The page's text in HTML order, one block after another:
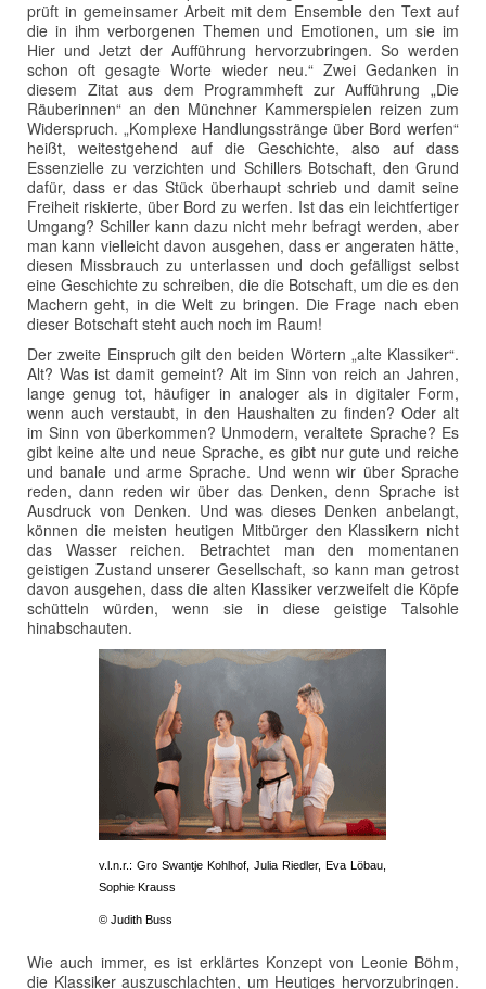
prüft in gemeinsamer Arbeit mit dem Ensemble den Text auf
die in ihm verborgenen Themen und Emotionen, um sie im
Hier und Jetzt der Aufführung hervorzubringen. So werden
schon oft gesagte Worte wieder neu.“ Zwei Gedanken in
diesem Zitat aus dem Programmheft zur Aufführung „Die
Räuberinnen“ an den Münchner Kammerspielen reizen zum
Widerspruch. „Komplexe Handlungsstränge über Bord werfen“
heißt, weitestgehend auf die Geschichte, also auf dass
Essenzielle zu verzichten und Schillers Botschaft, den Grund
dafür, dass er das Stück überhaupt schrieb und damit seine
Freiheit riskierte, über Bord zu werfen. Ist das ein leichtfertiger
Umgang? Schiller kann dazu nicht mehr befragt werden, aber
man kann vielleicht davon ausgehen, dass er angeraten hätte,
diesen Missbrauch zu unterlassen und doch gefälligst selbst
eine Geschichte zu schreiben, die die Botschaft, um die es den
Machern geht, in die Welt zu bringen. Die Frage nach eben
dieser Botschaft steht auch noch im Raum!
Der zweite Einspruch gilt den beiden Wörtern „alte Klassiker“.
Alt? Was ist damit gemeint? Alt im Sinn von reich an Jahren,
lange genug tot, häufiger in analoger als in digitaler Form,
wenn auch verstaubt, in den Haushalten zu finden? Oder alt
im Sinn von überkommen? Unmodern, veraltete Sprache? Es
gibt keine alte und neue Sprache, es gibt nur gute und reiche
und banale und arme Sprache. Und wenn wir über Sprache
reden, dann reden wir über das Denken, denn Sprache ist
Ausdruck von Denken. Und was dieses Denken anbelangt,
können die meisten heutigen Mitbürger den Klassikern nicht
das Wasser reichen. Betrachtet man den momentanen
geistigen Zustand unserer Gesellschaft, so kann man getrost
davon ausgehen, dass die alten Klassiker verzweifelt die Köpfe
schütteln würden, wenn sie in diese geistige Talsohle
hinabschauten.
v.l.n.r.: Gro Swantje Kohlhof, Julia Riedler, Eva Löbau,
Sophie Krauss
© Judith Buss
Wie auch immer, es ist erklärtes Konzept von Leonie Böhm,
die Klassiker auszuschlachten, um Heutiges hervorzubringen.